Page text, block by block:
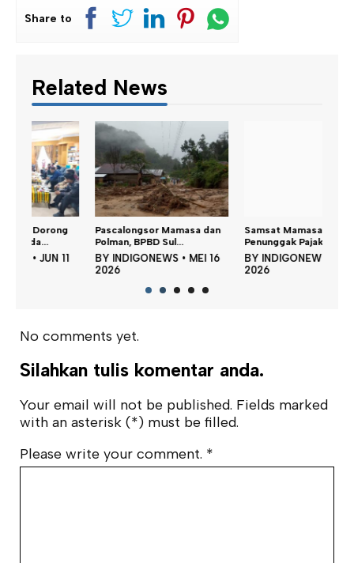
Share to
Related News
Pascalongsor Mamasa dan
Polman, BPBD Sul...
BYINDIGONEWS •MEI 16
Samsat Mamasa Sisir OPD
Penunggak Pajak
BY INDIGONEWS •MEI 06
No comments yet.
Silahkan tulis komentar anda.
Your email will not be published. Fields marked
with an asterisk (*) must be filled.
Please write your comment. *